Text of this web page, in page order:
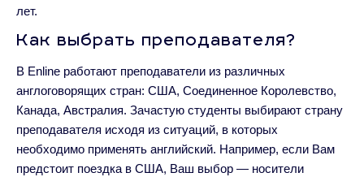
лет.
Как выбрать преподавателя?
В Enline работают преподаватели из различных
англоговорящих стран: США, Соединенное Королевство,
Канада, Австралия. Зачастую студенты выбирают страну
преподавателя исходя из ситуаций, в которых
необходимо применять английский. Например, если Вам
предстоит поездка в США, Ваш выбор — носители